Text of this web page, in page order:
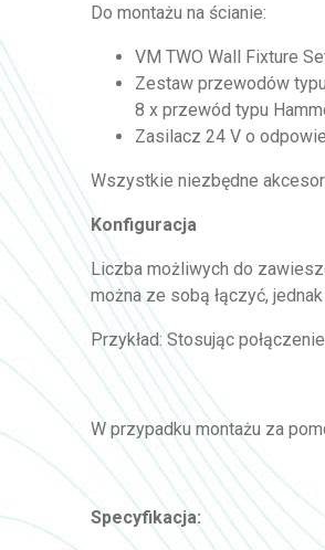
Do montażu na ścianie:
VM TWO Wall Fixture
Zestaw przewodów
8 x przewód typu
Zasilacz 24 V o
Wszystkie niezbędne
Konfiguracja
Liczba możliwych do
można ze sobą łączyć,
Przykład: Stosując
W przypadku montażu za
Specyfikacja: